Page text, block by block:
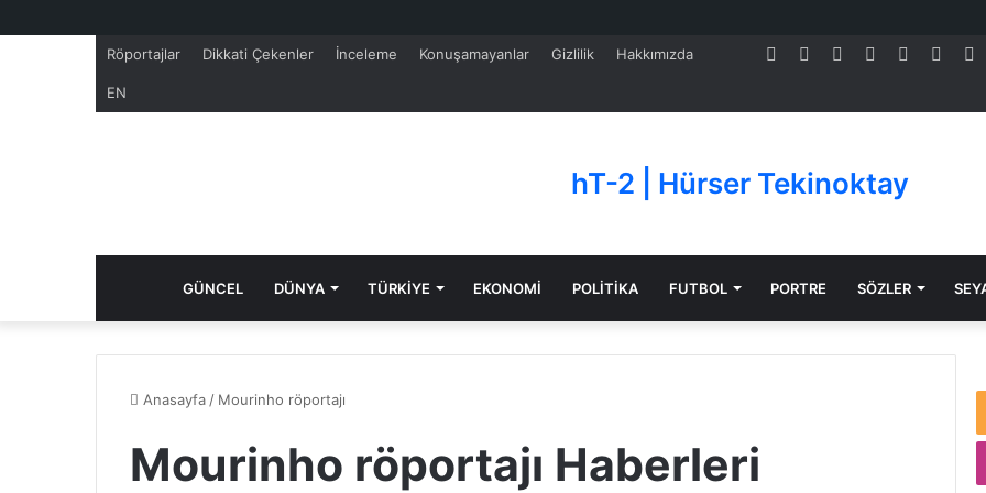
Röportajlar Dikkati Çekenler İnceleme Konuşamayanlar Gizlilik Hakkımızda
EN
YouTube
LinkedIn
Pinterest
Twitter
Facebook
hT-2 | Hürser Tekinoktay
GÜNCEL DÜNYA TÜRKİYE EKONOMİ POLİTİKA FUTBOL PORTRE SÖZLER
Anasayfa / Mourinho röportajı
Mourinho röportajı Haberleri